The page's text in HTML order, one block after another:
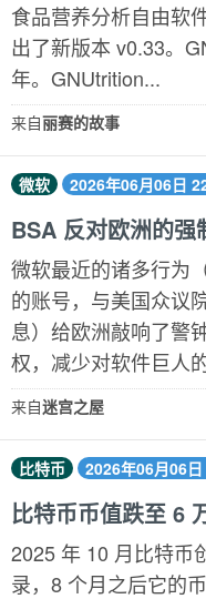
食品营养分析自由软
出了新版本 v0.33。
年。GNUtrition...
来自丽赛的故事
微软 2026年06月06日
BSA 反对欧洲的强
微软最近的诸多行为
的账号，与美国众议
息）给欧洲敲响了警
权，减少对软件巨人
来自迷宫之屋
比特币 2026年06月06
比特币币值跌至 6
2025 年 10 月比特币
录，8 个月之后它的